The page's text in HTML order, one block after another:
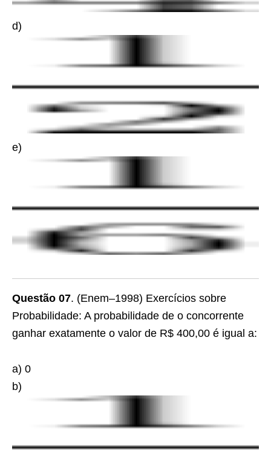
d)
e)
Questão 07. (Enem–1998) Exercícios sobre
Probabilidade: A probabilidade de o concorrente
ganhar exatamente o valor de R$ 400,00 é igual a:
a) 0
b)